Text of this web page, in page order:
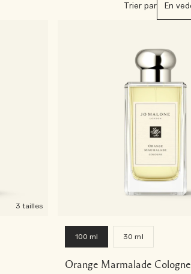
Trier par
3 tailles
100 ml 30 ml
Orange Marmalade Cologne